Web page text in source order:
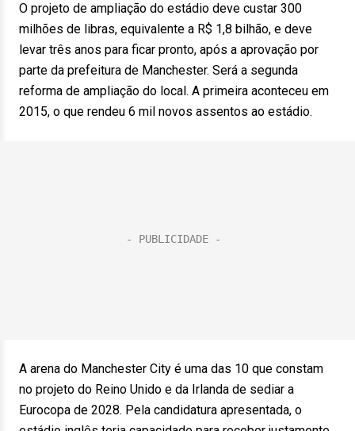
O projeto de ampliação do estádio deve custar 300
milhões de libras, equivalente a R$ 1,8 bilhão, e deve
levar três anos para ficar pronto, após a aprovação por
parte da prefeitura de Manchester. Será a segunda
reforma de ampliação do local. A primeira aconteceu em
2015, o que rendeu 6 mil novos assentos ao estádio.
A arena do Manchester City é uma das 10 que constam
no projeto do Reino Unido e da Irlanda de sediar a
Eurocopa de 2028. Pela candidatura apresentada, o